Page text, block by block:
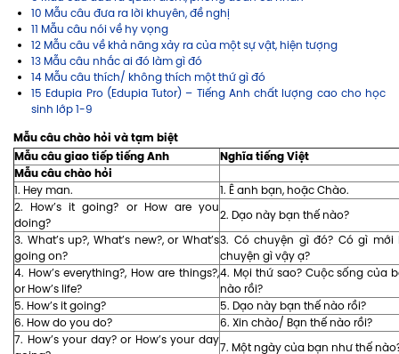
10 Mẫu câu đưa ra lời khuyên, đề nghị
11 Mẫu câu nói về hy vọng
12 Mẫu câu về khả năng xảy ra của một sự vật, hiện tượng
13 Mẫu câu nhắc ai đó làm gì đó
14 Mẫu câu thích/ không thích một thứ gì đó
15 Edupia Pro (Edupia Tutor) – Tiếng Anh chất lượng cao cho học
sinh lớp 1-9
Mẫu câu chào hỏi và tạm biệt
Mẫu câu giao tiếp tiếng Anh
Nghĩa tiếng Việt
Mẫu câu chào hỏi
1. Hey man.
1. Ê anh bạn, hoặc Chào.
2. How’s it going? or How are you
doing?
2. Dạo này bạn thế nào?
3. What’s up?, What’s new?, or What’s
going on?
3. Có chuyện gì đó? Có gì mới
chuyện gì vậy ạ?
4. How’s everything?, How are things?,
or How’s life?
4. Mọi thứ sao? Cuộc sống của
nào rồi?
5. How’s it going?
5. Dạo này bạn thế nào rồi?
6. How do you do?
6. Xin chào/ Bạn thế nào rồi?
7. How’s your day? or How’s your day7. Một ngày của bạn như thế